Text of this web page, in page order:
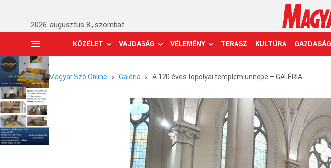
2026. augusztus 8., szombat
KÖZÉLET VAJDASÁG VÉLEMÉNY TERASZ KULTÚRA GAZDASÁG
Magyar Szó Online Galéria A 120 éves topolyai templom ünnepe – GALÉRIA